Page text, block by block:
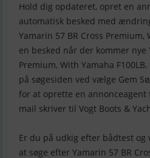
Hold dig opdateret, opret en
automatisk besked med
Yamarin 57 BR Cross Premium,
en besked når der kommer nye
Premium, With Yamaha
på søgesiden ved vælge Gem
for at oprette en annonceagent
mail skriver til Vogt Boots &
Er du på udkig efter bådtest og
at søge efter Yamarin 57 BR